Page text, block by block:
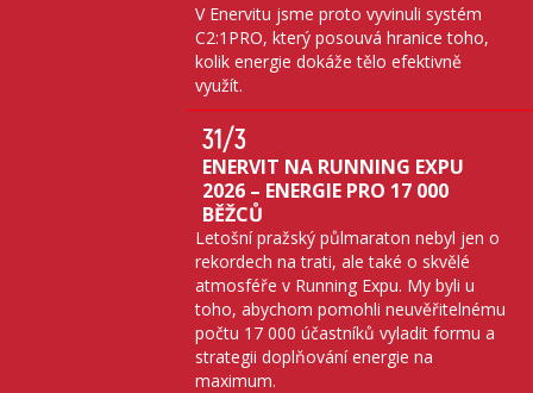
V Enervitu jsme proto vyvinuli systém
C2:1PRO, který posouvá hranice toho,
kolik energie dokáže tělo efektivně
využít.
31/3
ENERVIT NA RUNNING EXPU
2026 – ENERGIE PRO 17 000
BĚŽCŮ
Letošní pražský půlmaraton nebyl jen o
rekordech na trati, ale také o skvělé
atmosféře v Running Expu. My byli u
toho, abychom pomohli neuvěřitelnému
počtu 17 000 účastníků vyladit formu a
strategii doplňování energie na
maximum.